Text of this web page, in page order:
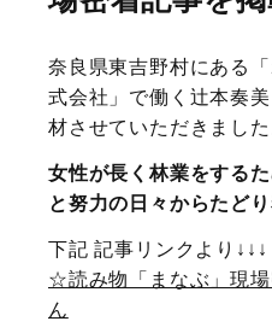
奈良県東吉野村にある
式会社」で働く辻本奏
材させていただきました
女性が長く林業をする
と努力の日々からたどり
下記 記事リンクより↓↓↓
☆読み物「まなぶ」現
ん